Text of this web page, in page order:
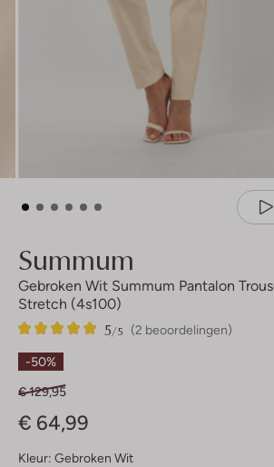
Summum
Gebroken Wit Summum Pantalon
Stretch (4s100)
(2 beoordelingen)
5/5
2
5
Sterren
-50%
€ 129,95
€ 64,99
Kleur: Gebroken Wit